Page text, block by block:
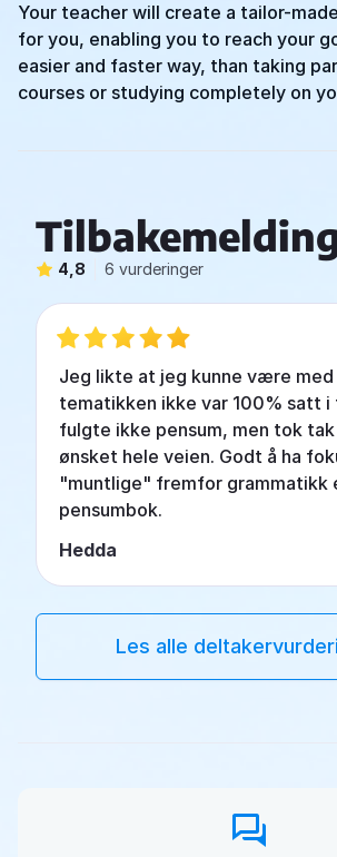
Your teacher will create a tailor-
for you, enabling you to reach your
easier and faster way, than taking
courses or studying completely on
4,8 6 vurderinger
Jeg likte at jeg kunne være med
tematikken ikke var 100% satt i
fulgte ikke pensum, men tok
ønsket hele veien. Godt å ha
"muntlige" fremfor grammatikk
pensumbok.
Hedda
Les alle